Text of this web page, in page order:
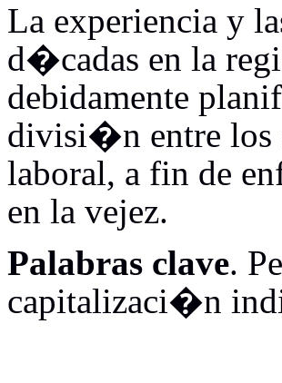
La experiencia y
d�cadas en la
debidamente
divisi�n entre los
laboral, a fin de
en la vejez.
Palabras clave.
capitalizaci�n